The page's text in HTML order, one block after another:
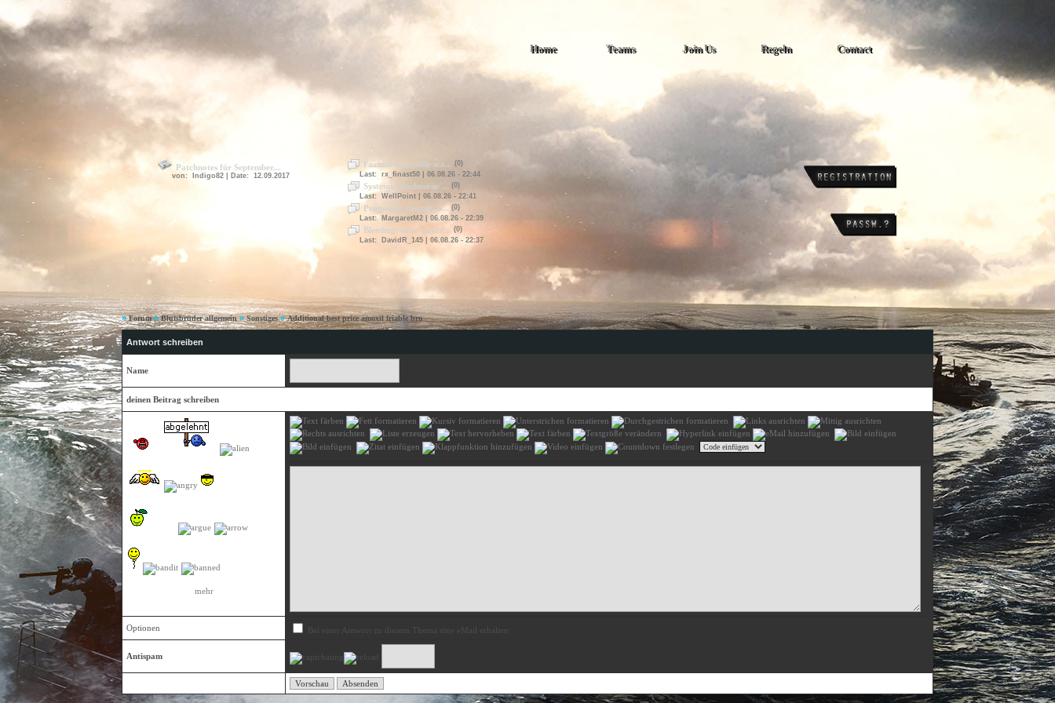
Home Teams Join Us Regeln Contact
Patchnotes für September...
von: Indigo82 | Date: 12.09.2017
Formal untenable sca... (0)
Last: rx_finast50 | 06.08.26 - 22:44
Systemic prednisone ... (0)
Last: WellPoint | 06.08.26 - 22:41
Prognosis: cinema, b... (0)
Last: MargaretM2 | 06.08.26 - 22:39
Bleeding: near-guara... (0)
Last: DavidR_145 | 06.08.26 - 22:37
»Forum»Blutsbrüder allgemein»Sonstiges»Additional best price amoxil friable bro
Antwort schreiben
Name
deinen Beitrag schreiben
mehr
Optionen Bei einer Antwort zu diesem Thema eine eMail erhalten
Antispam